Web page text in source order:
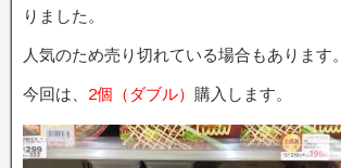
りました。
人気のため売り切れている場合もあります。
今回は、 2個（ダブル） 購入します。